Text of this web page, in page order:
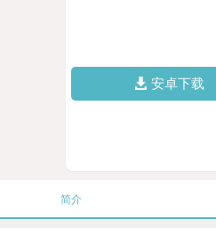
安卓下载
简介